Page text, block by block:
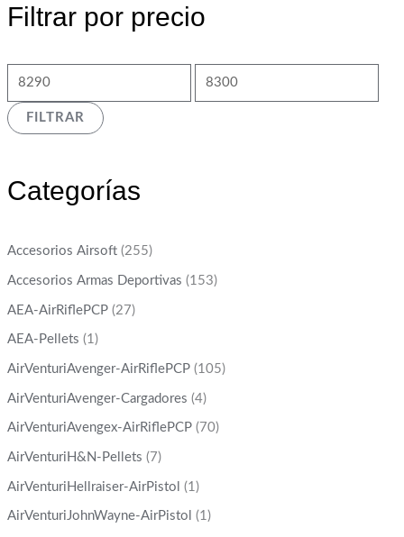
Filtrar por precio
FILTRAR
Categorías
Accesorios Airsoft (255)
Accesorios Armas Deportivas (153)
AEA-AirRiflePCP (27)
AEA-Pellets (1)
AirVenturiAvenger-AirRiflePCP (105)
AirVenturiAvenger-Cargadores (4)
AirVenturiAvengex-AirRiflePCP (70)
AirVenturiH&N-Pellets (7)
AirVenturiHellraiser-AirPistol (1)
AirVenturiJohnWayne-AirPistol (1)